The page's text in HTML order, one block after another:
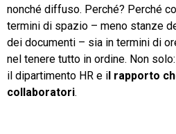
nonché diffuso. Perché? Perché
termini di spazio – meno stanze
dei documenti – sia in termini di
nel tenere tutto in ordine. Non
il dipartimento HR e il rapporto
collaboratori.